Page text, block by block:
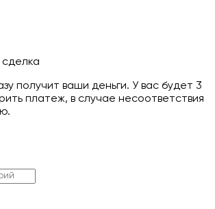
получит ваши деньги. У вас будет 3
платеж, в случае несоответствия